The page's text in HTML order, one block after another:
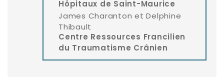
Hôpitaux de Saint-Maurice
James Charanton et Delphine
Thibault
Centre Ressources Francilien
du Traumatisme Crânien